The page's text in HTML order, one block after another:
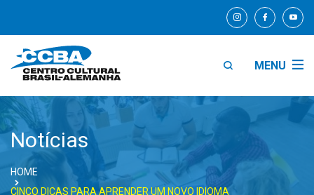
MENU
Notícias
HOME
CINCO DICAS PARA APRENDER UM NOVO IDIOMA